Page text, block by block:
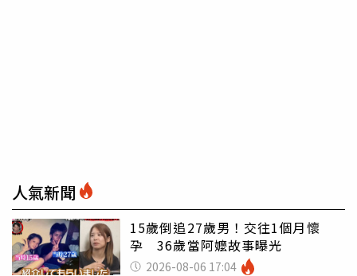
人氣新聞
15歲倒追27歲男！交往1個月懷
孕 36歲當阿嬤故事曝光
2026-08-06 17:04